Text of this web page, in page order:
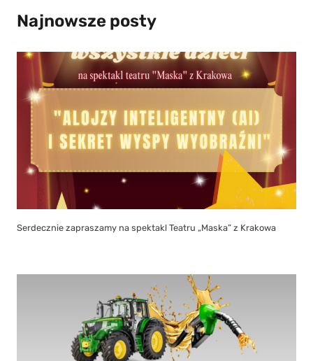
Najnowsze posty
Serdecznie zapraszamy na spektakl Teatru „Maska” z Krakowa